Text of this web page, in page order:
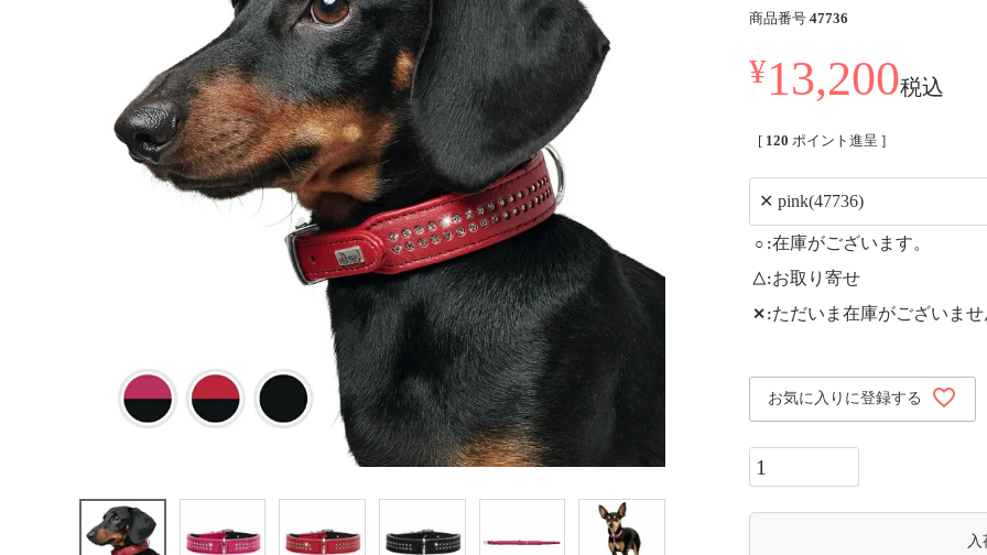
商品番号 47736
¥13,200税込
[ 120 ポイント進呈 ]
○ 在庫がございます。
△ お取り寄せ
✕ ただいま在庫がございませ
お気に入りに登録する